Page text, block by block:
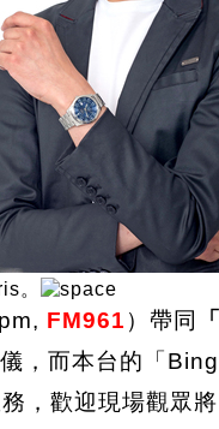
。
FM961 ）帶同
，而本台的「
，歡迎現場觀眾